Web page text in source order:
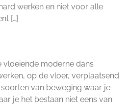
werken en niet voor alle
[…]
vloeiende moderne dans
op de vloer, verplaatsend
van beweging waar je
je het bestaan niet eens van